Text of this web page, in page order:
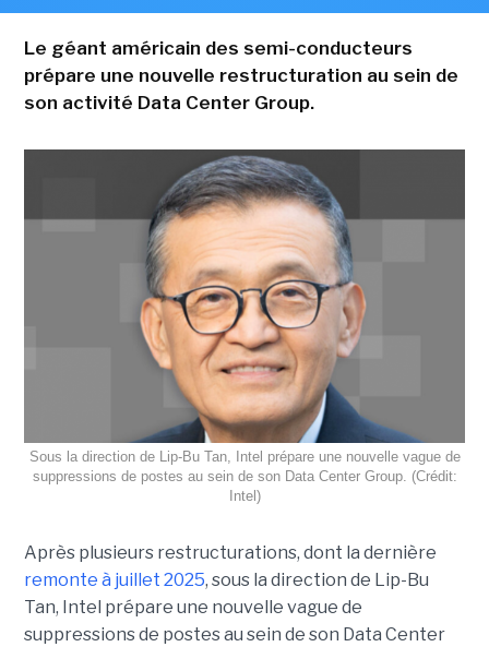
Le géant américain des semi-conducteurs
prépare une nouvelle restructuration au sein de
son activité Data Center Group.
Sous la direction de Lip-Bu Tan, Intel prépare une nouvelle vague de
suppressions de postes au sein de son Data Center Group. (Crédit:
Intel)
Après plusieurs restructurations, dont la dernière
remonte à juillet 2025, sous la direction de Lip-Bu
Tan, Intel prépare une nouvelle vague de
suppressions de postes au sein de son Data Center